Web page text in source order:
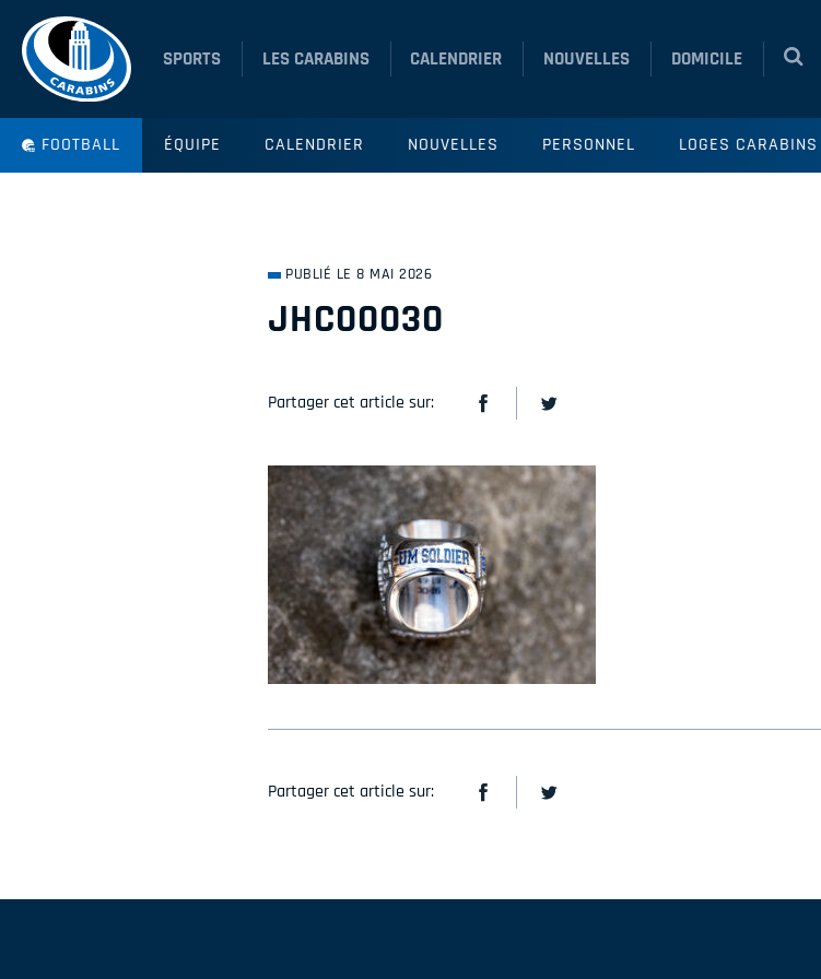
SPORTS LES CARABINS CALENDRIER NOUVELLES DOMICILE
FOOTBALL ÉQUIPE CALENDRIER NOUVELLES PERSONNEL LOGES CARABINS
PUBLIÉ LE 8 MAI 2026
JHC00030
Partager cet article sur:
Partager cet article sur: